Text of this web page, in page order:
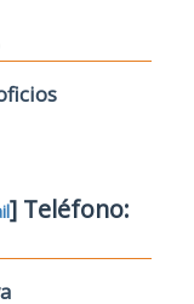
] Teléfono: